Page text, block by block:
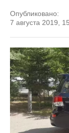
Опубликовано:
7 августа 2019,